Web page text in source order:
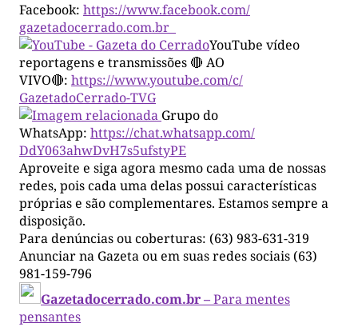
Facebook: https://www.facebook.com/
gazetadocerrado.com.br
YouTube vídeo
reportagens e transmissões 🔴 AO
VIVO🔴: https://www.youtube.com/c/
GazetadoCerrado-TVG
Grupo do
WhatsApp: https://chat.whatsapp.com/
DdY063ahwDvH7s5ufstyPE
Aproveite e siga agora mesmo cada uma de nossas
redes, pois cada uma delas possui características
próprias e são complementares. Estamos sempre a
disposição.
Para denúncias ou coberturas: (63) 983-631-319
Anunciar na Gazeta ou em suas redes sociais (63)
981-159-796
Gazetadocerrado.com.br –Para mentes
pensantes